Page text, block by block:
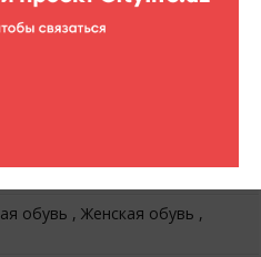
обувь , Женская обувь ,